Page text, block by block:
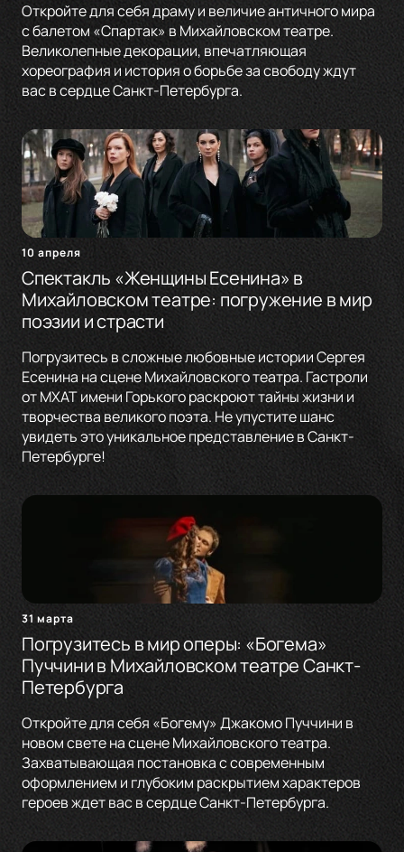
Откройте для себя драму и величие античного мира
с балетом «Спартак» в Михайловском театре.
Великолепные декорации, впечатляющая
хореография и история о борьбе за свободу ждут
вас в сердце Санкт-Петербурга.
10 апреля
Спектакль «Женщины Есенина» в
Михайловском театре: погружение в мир
поэзии и страсти
Погрузитесь в сложные любовные истории Сергея
Есенина на сцене Михайловского театра. Гастроли
от МХАТ имени Горького раскроют тайны жизни и
творчества великого поэта. Не упустите шанс
увидеть это уникальное представление в Санкт-
Петербурге!
31 марта
Погрузитесь в мир оперы: «Богема»
Пуччини в Михайловском театре Санкт-
Петербурга
Откройте для себя «Богему» Джакомо Пуччини в
новом свете на сцене Михайловского театра.
Захватывающая постановка с современным
оформлением и глубоким раскрытием характеров
героев ждет вас в сердце Санкт-Петербурга.